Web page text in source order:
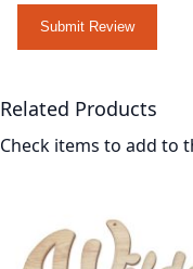
Submit Review
Related Products
Check items to add to